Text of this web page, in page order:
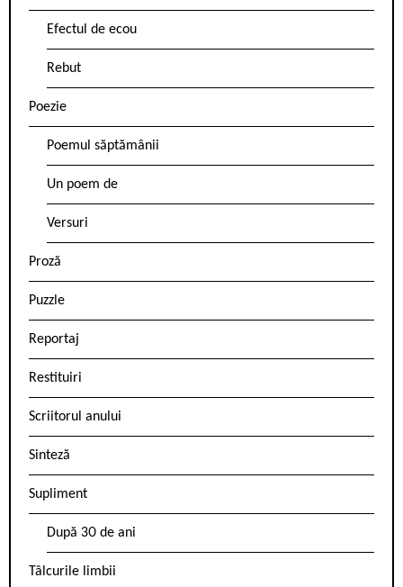
Efectul de ecou
Rebut
Poezie
Poemul săptămânii
Un poem de
Versuri
Proză
Puzzle
Reportaj
Restituiri
Scriitorul anului
Sinteză
Supliment
După 30 de ani
Tâlcurile limbii